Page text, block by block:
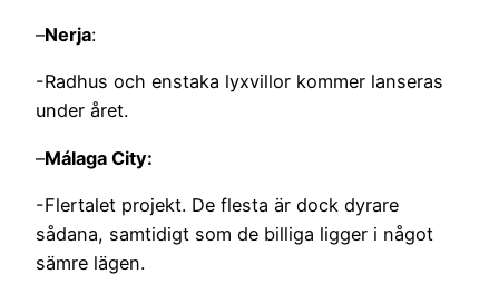
–Nerja:
-Radhus och enstaka lyxvillor kommer lanseras
under året.
–Málaga City:
-Flertalet projekt. De flesta är dock dyrare
sådana, samtidigt som de billiga ligger i något
sämre lägen.